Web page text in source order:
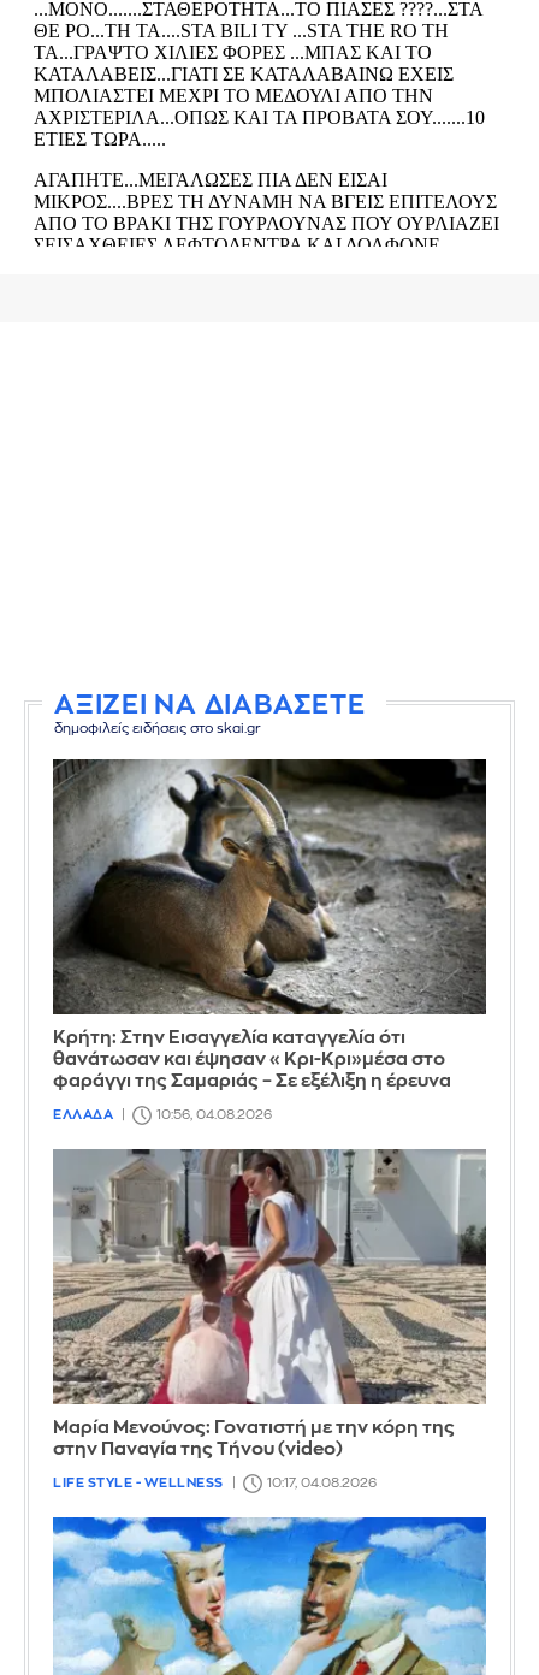
ΑΞΙΖΕΙ ΝΑ ΔΙΑΒΑΣΕΤΕ
δημοφιλείς ειδήσεις στο skai.gr
Κρήτη: Στην Εισαγγελία καταγγελία ότι
θανάτωσαν και έψησαν «Κρι-Κρι»μέσα στο
φαράγγι της Σαμαριάς – Σε εξέλιξη η έρευνα
ΕΛΛΑΔΑ 10:56, 04.08.2026
Μαρία Μενούνος: Γονατιστή με την κόρη της
στην Παναγία της Τήνου (video)
LIFE STYLE - WELLNESS 10:17, 04.08.2026